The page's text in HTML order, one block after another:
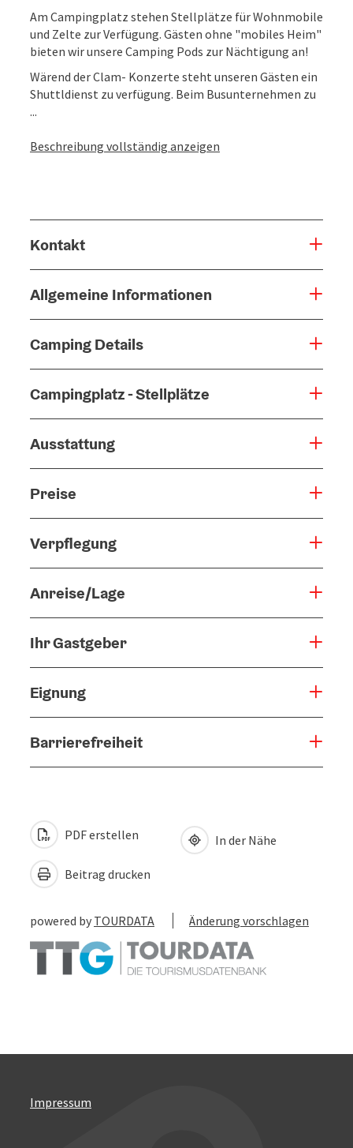
Am Campingplatz stehen Stellplätze für Wohnmobile
und Zelte zur Verfügung. Gästen ohne "mobiles Heim"
bieten wir unsere Camping Pods zur Nächtigung an!
Wärend der Clam- Konzerte steht unseren Gästen ein
Shuttldienst zu verfügung. Beim Busunternehmen zu
...
Beschreibung vollständig anzeigen
Kontakt
Allgemeine Informationen
Camping Details
Campingplatz - Stellplätze
Ausstattung
Preise
Verpflegung
Anreise/Lage
Ihr Gastgeber
Eignung
Barrierefreiheit
PDF erstellen
Beitrag drucken
In der Nähe
powered by TOURDATA Änderung vorschlagen
Impressum